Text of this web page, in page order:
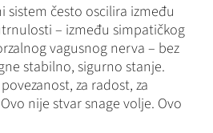
sistem često oscilira između
– između simpatičkog
vagusnog nerva – bez
stabilno, sigurno stanje.
za radost, za
nije stvar snage volje. Ovo